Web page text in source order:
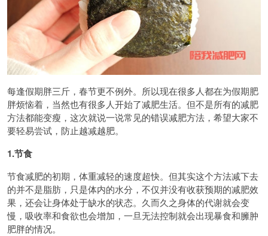
每逢假期胖三斤，春节更不例外。所以现在很多人都在为假期肥
胖烦恼着，当然也有很多人开始了减肥生活。但不是所有的减肥
方法都能变瘦，这次就说一说常见的错误减肥方法，希望大家不
要轻易尝试，防止越减越肥。
1.节食
节食减肥的初期，体重减轻的速度超快。但其实这个方法减下去
的并不是脂肪，只是体内的水分，不仅并没有收获预期的减肥效
果，还会让身体处于缺水的状态。久而久之身体的代谢就会变
慢，吸收率和食欲也会增加，一旦无法控制就会出现暴食和臃肿
肥胖的情况。